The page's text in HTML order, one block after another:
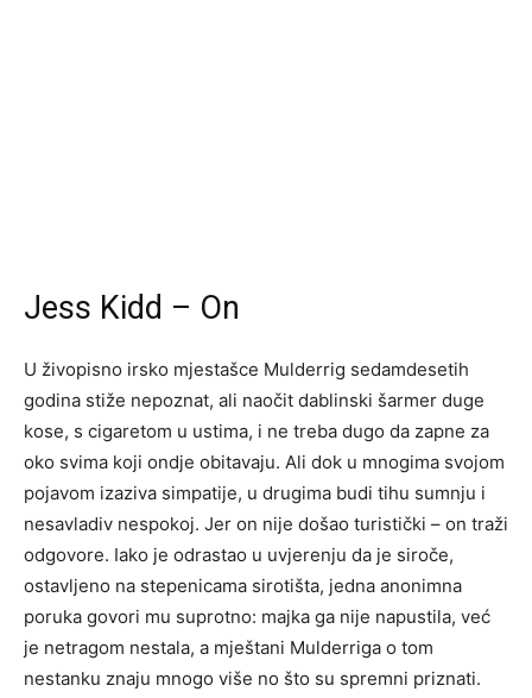
Jess Kidd – On
U živopisno irsko mjestašce Mulderrig sedamdesetih
godina stiže nepoznat, ali naočit dablinski šarmer duge
kose, s cigaretom u ustima, i ne treba dugo da zapne za
oko svima koji ondje obitavaju. Ali dok u mnogima svojom
pojavom izaziva simpatije, u drugima budi tihu sumnju i
nesavladiv nespokoj. Jer on nije došao turistički – on traži
odgovore. Iako je odrastao u uvjerenju da je siroče,
ostavljeno na stepenicama sirotišta, jedna anonimna
poruka govori mu suprotno: majka ga nije napustila, već
je netragom nestala, a mještani Mulderriga o tom
nestanku znaju mnogo više no što su spremni priznati.